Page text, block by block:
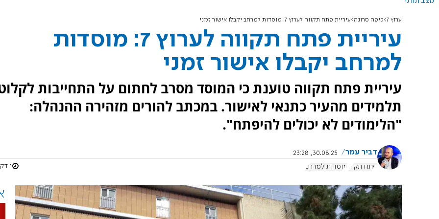
ערוץ 7 כיפה סרוגה עיריית פתח תקווה לערוץ 7: מוסדות למרחב יקבלו אישור זמני
עיריית פתח תקווה לערוץ 7: מוסדות
למרחב יקבלו אישור זמני
עיריית פתח תקווה טוענת כי המוסד מסרב לחתום על התחייבות
תלמידים מהעיר כתנאי לאישור. במכתב להורים מזהירה ההנהלה:
"הלימודים לא יכולים להיפתח".
דביר עמר
30.08.25, 23:28
פתח תקוה
מוסדות למרחב 1 דקות